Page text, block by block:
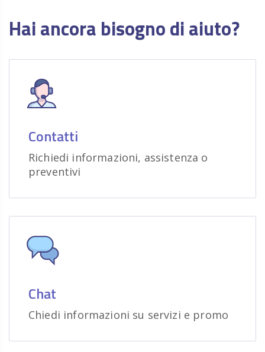
Hai ancora bisogno di aiuto?
Contatti
Richiedi informazioni, assistenza o
preventivi
Chat
Chiedi informazioni su servizi e promo